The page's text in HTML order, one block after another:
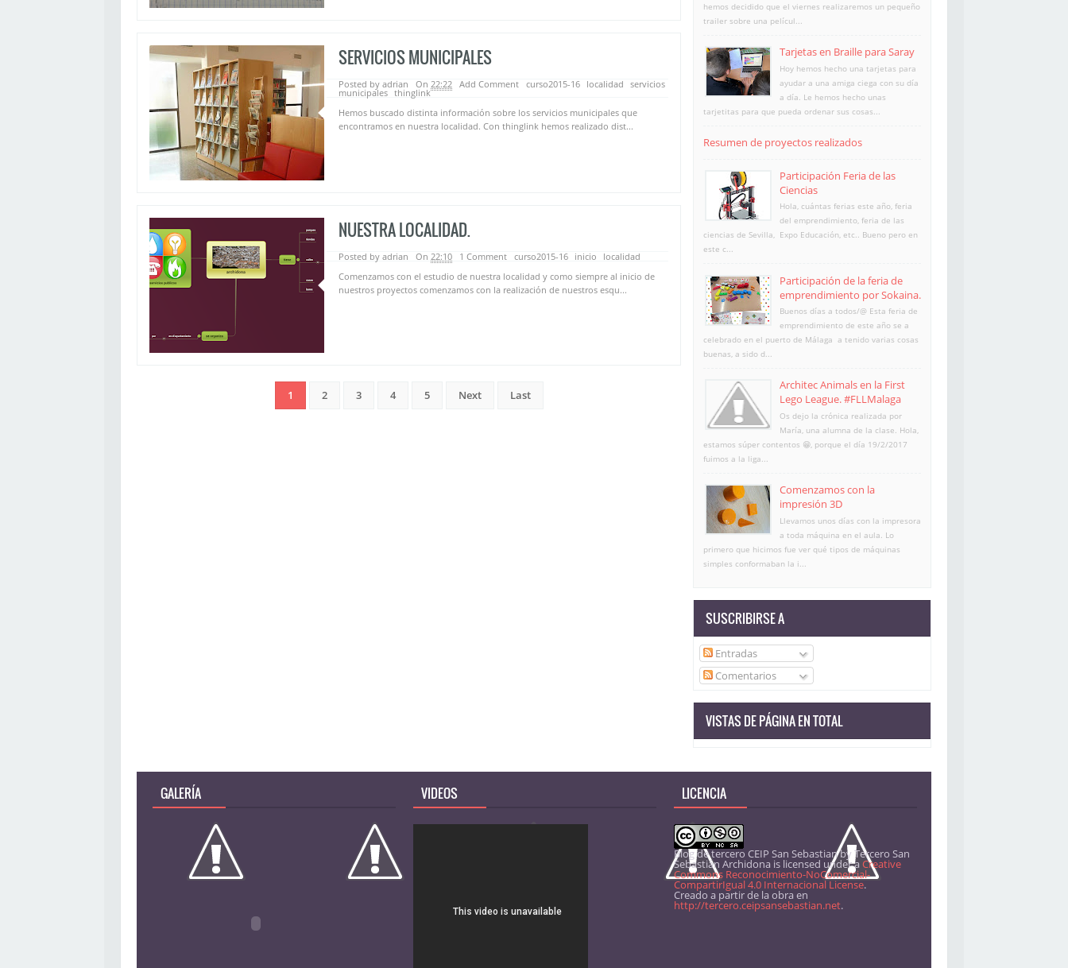
SERVICIOS MUNICIPALES
Posted by adrian On 22:22 Add Comment curso2015-16 localidad servicios
municipales thinglink
Hemos buscado distinta información sobre los servicios municipales que
encontramos en nuestra localidad. Con thinglink hemos realizado dist...
NUESTRA LOCALIDAD.
Posted by adrian On 22:10 1 Comment curso2015-16 inicio
localidad
Comenzamos con el estudio de nuestra localidad y como siempre al inicio de
nuestros proyectos comenzamos con la realización de nuestros esqu...
1 2 3 4 5 Next Last
hemos decidido que el viernes realizaremos un pequeño
trailer sobre una películ...
Tarjetas en Braille para Saray
Hoy hemos hecho una tarjetas para
ayudar a una amiga ciega con su día
a día. Le hemos hecho unas
tarjetitas para que pueda ordenar sus cosas...
Resumen de proyectos realizados
Participación Feria de las
Ciencias
Hola, cuántas ferias este año, feria
del emprendimiento, feria de las
ciencias de Sevilla, Expo Educación, etc.. Bueno pero en
este c...
Participación de la feria de
emprendimiento por Sokaina.
Buenos días a todos/@ Esta feria de
emprendimiento de este año se a
celebrado en el puerto de Málaga a tenido varias cosas
buenas, a sido d...
Architec Animals en la First
Lego League. #FLLMalaga
Os dejo la crónica realizada por
María, una alumna de la clase. Hola,
estamos súper contentos 😁, porque el día 19/2/2017
fuimos a la liga...
Comenzamos con la
impresión 3D
Llevamos unos días con la impresora
a toda máquina en el aula. Lo
primero que hicimos fue ver qué tipos de máquinas
simples conformaban la i...
SUSCRIBIRSE A
Entradas
Comentarios
VISTAS DE PÁGINA EN TOTAL
GALERÍA VIDEOS LICENCIA
Blog de tercero CEIP San Sebastianby Tercero San
Sebastián Archidona is licensed under a Creative
Commons Reconocimiento-NoComercial-
CompartirIgual 4.0 Internacional License.
Creado a partir de la obra en
http://tercero.ceipsansebastian.net.